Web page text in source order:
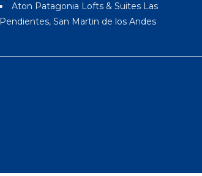
Aton Patagonia Lofts & Suites Las
Pendientes, San Martin de los Andes